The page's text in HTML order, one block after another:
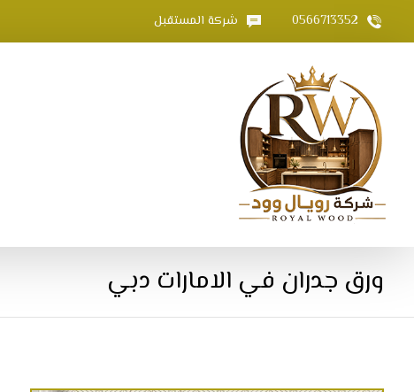
0566713352 شركة المستقبل
ورق جدران في الامارات دبي